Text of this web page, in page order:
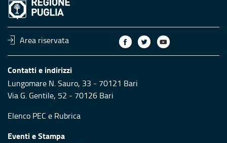
Area riservata
Contatti e indirizzi
Lungomare N. Sauro, 33 - 70121 Bari
Via G. Gentile, 52 - 70126 Bari
Elenco PEC e Rubrica
Eventi e Stampa